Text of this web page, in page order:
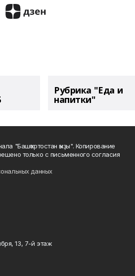
Рубрика "Еда и
напитки"
"Башҡортостан ҡыҙы". Копирование
только с письменного согласия
данных
13, 7-й этаж